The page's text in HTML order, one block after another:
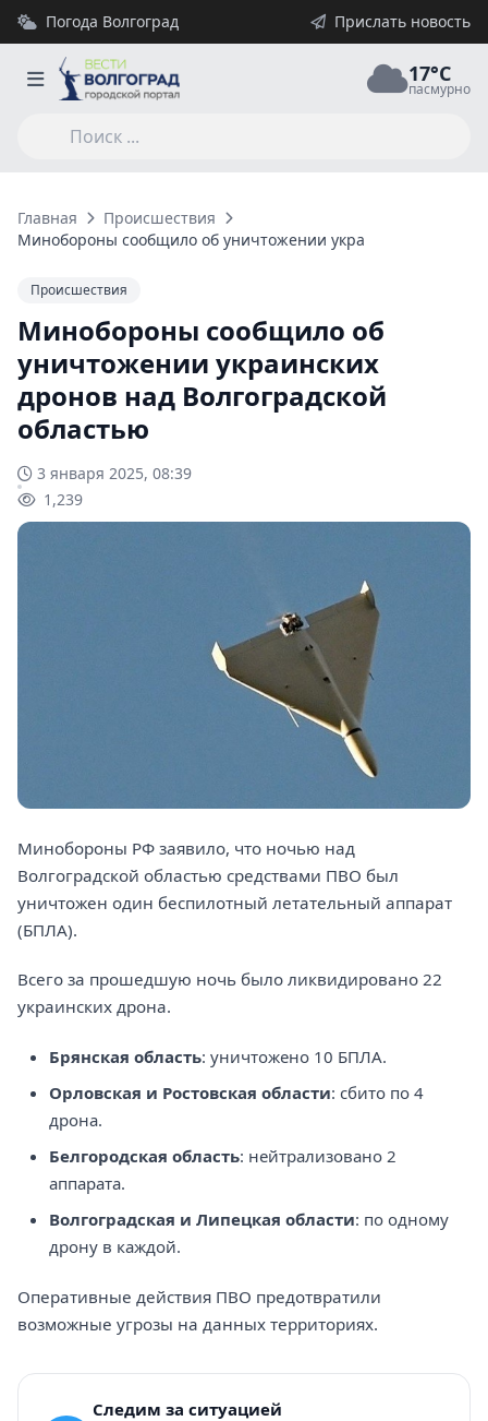
Погода Волгоград Прислать новость
17°C
пасмурно
Главная
Происшествия
Минобороны сообщило об уничтожении украинских дронов
Происшествия
Минобороны сообщило об
уничтожении украинских
дронов над Волгоградской
областью
3 января 2025, 08:39
1,239
Минобороны РФ заявило, что ночью над
Волгоградской областью средствами ПВО был
уничтожен один беспилотный летательный аппарат
(БПЛА).
Всего за прошедшую ночь было ликвидировано 22
украинских дрона.
Брянская область: уничтожено 10 БПЛА.
Орловская и Ростовская области: сбито по 4
дрона.
Белгородская область: нейтрализовано 2
аппарата.
Волгоградская и Липецкая области: по одному
дрону в каждой.
Оперативные действия ПВО предотвратили
возможные угрозы на данных территориях.
Следим за ситуацией